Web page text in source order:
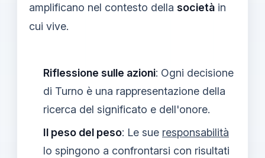
amplificano nel contesto della società in
cui vive.
Riflessione sulle azioni: Ogni decisione
di Turno è una rappresentazione della
ricerca del significato e dell'onore.
Il peso del peso: Le sue responsabilità
lo spingono a confrontarsi con risultati